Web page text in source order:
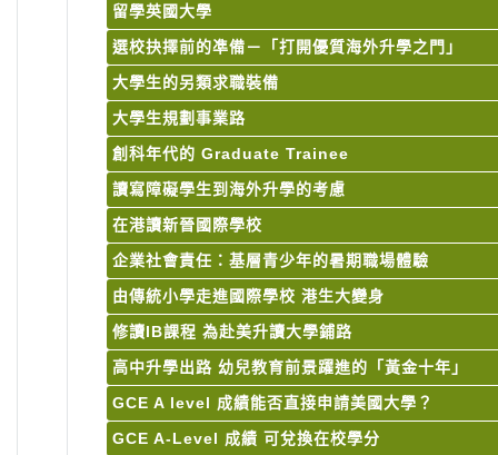
留學英國大學
選校抉擇前的凖備－「打開優質海外升學之門」
大學生的另類求職裝備
大學生規劃事業路
創科年代的 Graduate Trainee
讀寫障礙學生到海外升學的考慮
在港讀新晉國際學校
企業社會責任：基層青少年的暑期職場體驗
由傳統小學走進國際學校 港生大變身
修讀IB課程 為赴美升讀大學鋪路
高中升學出路 幼兒教育前景躍進的「黃金十年」
GCE A level 成績能否直接申請美國大學？
GCE A-Level 成績 可兌換在校學分